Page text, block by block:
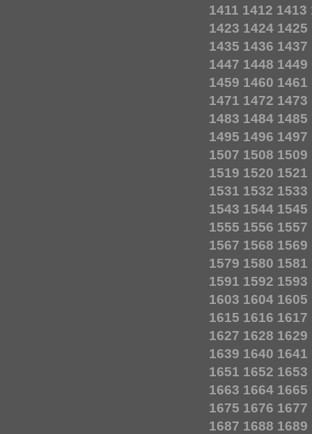
1411 1412 1413
1423 1424 1425
1435 1436 1437
1447 1448 1449
1459 1460 1461
1471 1472 1473
1483 1484 1485
1495 1496 1497
1507 1508 1509
1519 1520 1521
1531 1532 1533
1543 1544 1545
1555 1556 1557
1567 1568 1569
1579 1580 1581
1591 1592 1593
1603 1604 1605
1615 1616 1617
1627 1628 1629
1639 1640 1641
1651 1652 1653
1663 1664 1665
1675 1676 1677
1687 1688 1689